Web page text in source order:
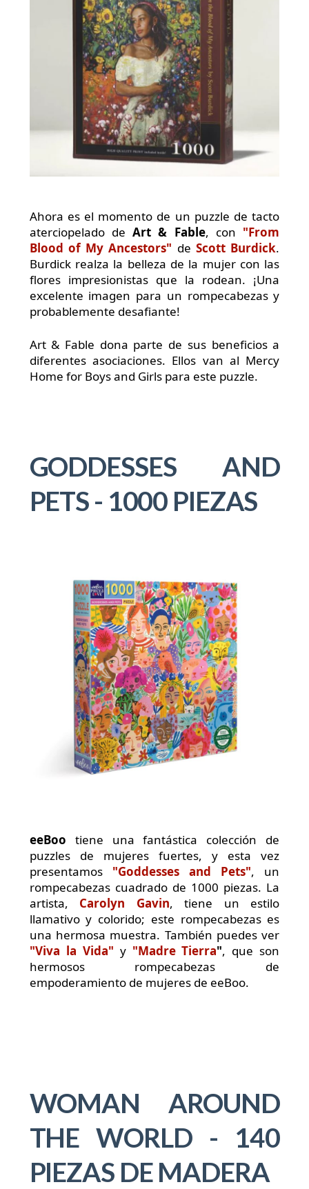
Ahora es el momento de un puzzle de tacto
aterciopelado deArt & Fable, con "From
Blood of My Ancestors" deScott Burdick.
Burdick realza la belleza de la mujer con las
flores impresionistas que la rodean. ¡Una
excelente imagen para un rompecabezas y
probablemente desafiante!
Art & Fable dona parte de sus beneficios a
diferentes asociaciones. Ellos van al Mercy
Home for Boys and Girls para este puzzle.
GODDESSES AND
PETS - 1000 PIEZAS
eeBoo tiene una fantástica colección de
puzzles de mujeres fuertes, y esta vez
presentamos "Goddesses and Pets", un
rompecabezas cuadrado de 1000 piezas. La
artista, Carolyn Gavin, tiene un estilo
llamativo y colorido; este rompecabezas es
una hermosa muestra. También puedes ver
"Viva la Vida" y "Madre Tierra", que son
hermosos rompecabezas de
empoderamiento de mujeres de eeBoo.
WOMAN AROUND
THE WORLD - 140
PIEZAS DE MADERA